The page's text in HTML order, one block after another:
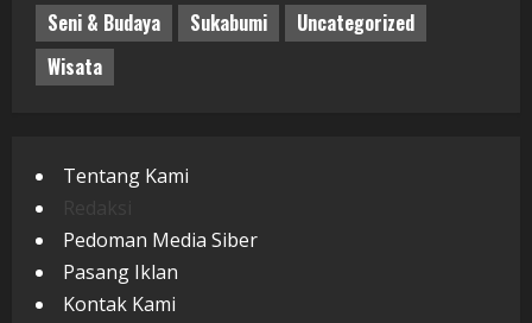
Seni & Budaya
Sukabumi
Uncategorized
Wisata
Tentang Kami
Pedoman Media Siber
Pasang Iklan
Kontak Kami